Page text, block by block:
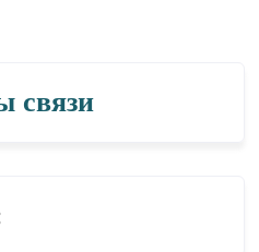
связи